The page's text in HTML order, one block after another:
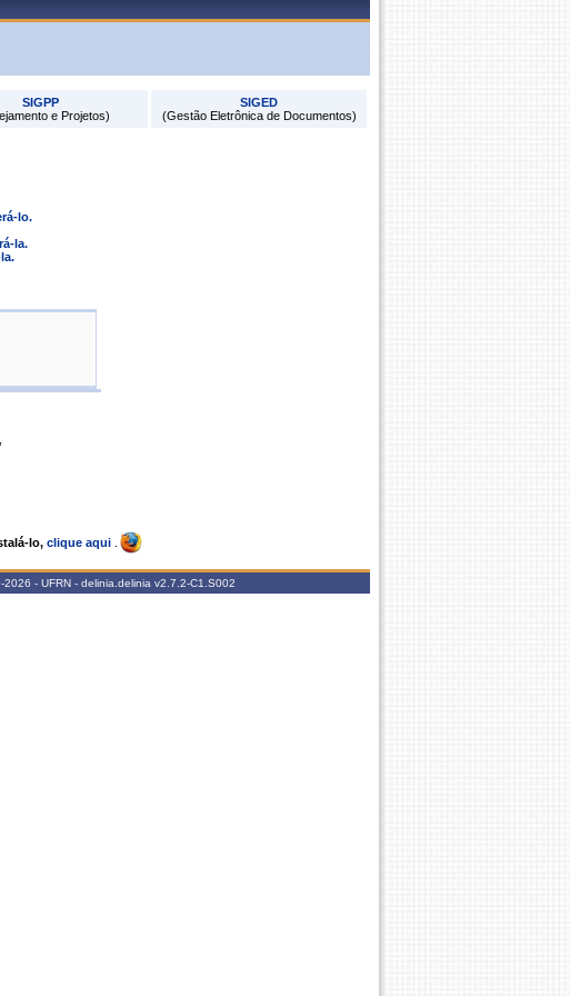
SIGPP
e Projetos)
SIGED
(Gestão Eletrônica de Documentos)
lo.
la.
lo, clique aqui
- UFRN - delinia.delinia v2.7.2-C1.S002